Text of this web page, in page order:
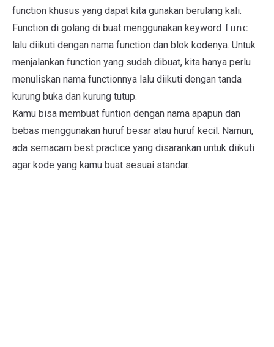
function khusus yang dapat kita gunakan berulang kali.
Function di golang di buat menggunakan keyword func
lalu diikuti dengan nama function dan blok kodenya. Untuk
menjalankan function yang sudah dibuat, kita hanya perlu
menuliskan nama functionnya lalu diikuti dengan tanda
kurung buka dan kurung tutup.
Kamu bisa membuat funtion dengan nama apapun dan
bebas menggunakan huruf besar atau huruf kecil. Namun,
ada semacam best practice yang disarankan untuk diikuti
agar kode yang kamu buat sesuai standar.